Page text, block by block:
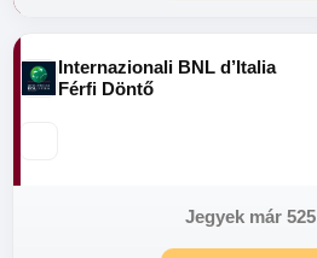
Internazionali BNL d’Italia
Férfi Döntő
Jegyek már 525